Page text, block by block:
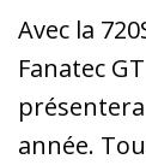
Avec la
Fanatec
année.